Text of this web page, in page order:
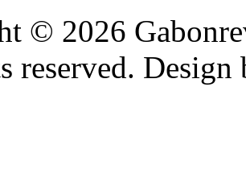
© 2026
reserved.